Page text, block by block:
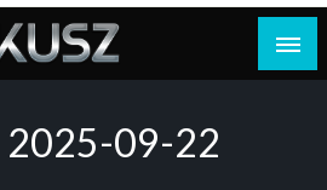
2025-09-22